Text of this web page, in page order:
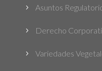
5 Asuntos
5 Derecho
5 Variedades